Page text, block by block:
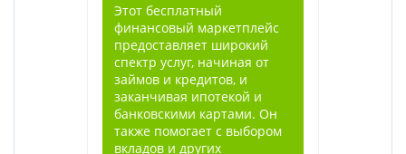
Этот бесплатный
финансовый маркетплейс
предоставляет широкий
спектр услуг, начиная от
займов и кредитов, и
заканчивая ипотекой и
банковскими картами. Он
также помогает с выбором
вкладов и других